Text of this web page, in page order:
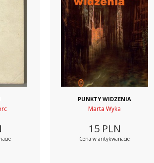
PUNKTY WIDZENIA
Marta Wyka
15 PLN
Cena w antykwariacie